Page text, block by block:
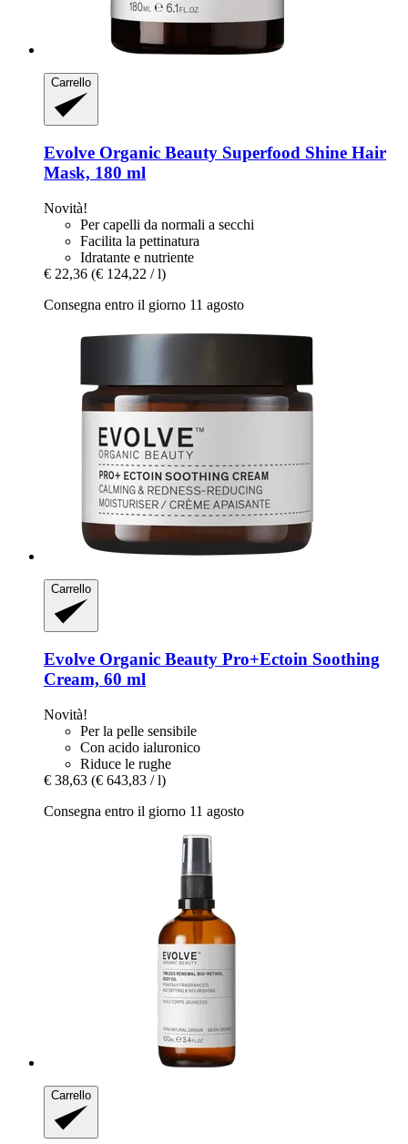
Carrello
Evolve Organic Beauty Superfood Shine Hair
Mask, 180 ml
Novità!
Per capelli da normali a secchi
Facilita la pettinatura
Idratante e nutriente
€ 22,36 (€ 124,22 / l)
Consegna entro il giorno 11 agosto
Carrello
Evolve Organic Beauty Pro+Ectoin Soothing
Cream, 60 ml
Novità!
Per la pelle sensibile
Con acido ialuronico
Riduce le rughe
€ 38,63 (€ 643,83 / l)
Consegna entro il giorno 11 agosto
Carrello